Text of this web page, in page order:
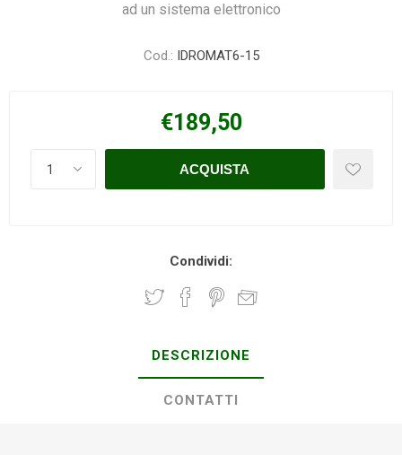
ad un sistema elettronico
Cod.: IDROMAT6-15
€189,50
Condividi:
DESCRIZIONE
CONTATTI